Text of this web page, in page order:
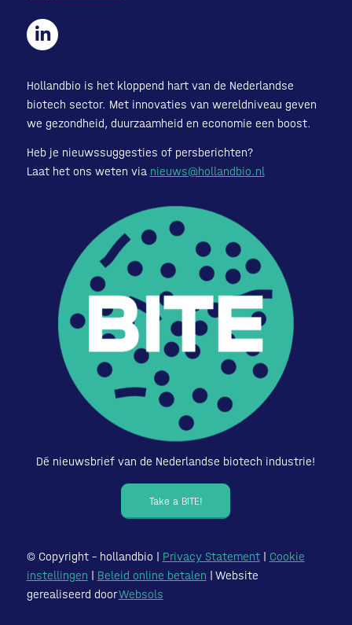
Hollandbio is het kloppend hart van de Nederlandse
biotech sector. Met innovaties van wereldniveau geven
we gezondheid, duurzaamheid en economie een boost.
Heb je nieuwssuggesties of persberichten?
Laat het ons weten via nieuws@hollandbio.nl
Dé nieuwsbrief van de Nederlandse biotech industrie!
Take a BITE!
© Copyright – hollandbio | Privacy Statement| Cookie
instellingen | Beleid online betalen | Website
gerealiseerd doorWebsols